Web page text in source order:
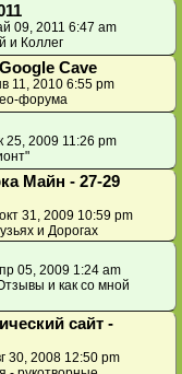
09, 2011 6:47 am
и Коллег
Cave
11, 2010 6:55 pm
форума
25, 2009 11:26 pm
Майн - 27-29
31, 2009 10:59 pm
и Дорогах
05, 2009 1:24 am
и как со мной
сайт -
30, 2008 12:50 pm